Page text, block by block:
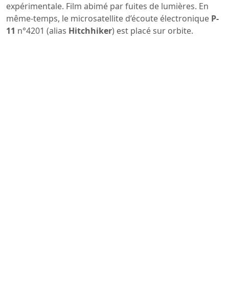
expérimentale. Film abimé par fuites de lumières. En
même-temps, le microsatellite d’écoute électronique P-
11 n°4201 (alias Hitchhiker) est placé sur orbite.